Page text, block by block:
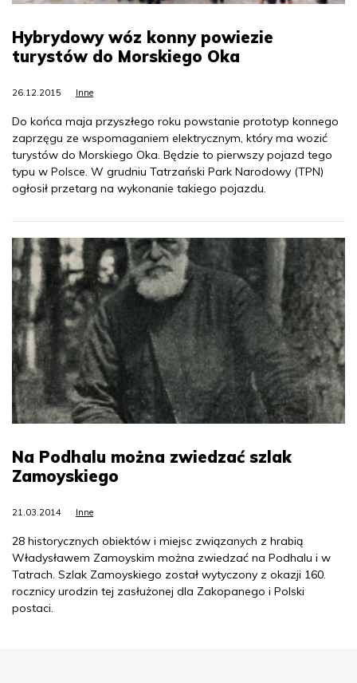
Hybrydowy wóz konny powiezie
turystów do Morskiego Oka
26.12.2015 Inne
Do końca maja przyszłego roku powstanie prototyp konnego
zaprzęgu ze wspomaganiem elektrycznym, który ma wozić
turystów do Morskiego Oka. Będzie to pierwszy pojazd tego
typu w Polsce. W grudniu Tatrzański Park Narodowy (TPN)
ogłosił przetarg na wykonanie takiego pojazdu.
Na Podhalu można zwiedzać szlak
Zamoyskiego
21.03.2014 Inne
28 historycznych obiektów i miejsc związanych z hrabią
Władysławem Zamoyskim można zwiedzać na Podhalu i w
Tatrach. Szlak Zamoyskiego został wytyczony z okazji 160.
rocznicy urodzin tej zasłużonej dla Zakopanego i Polski
postaci.